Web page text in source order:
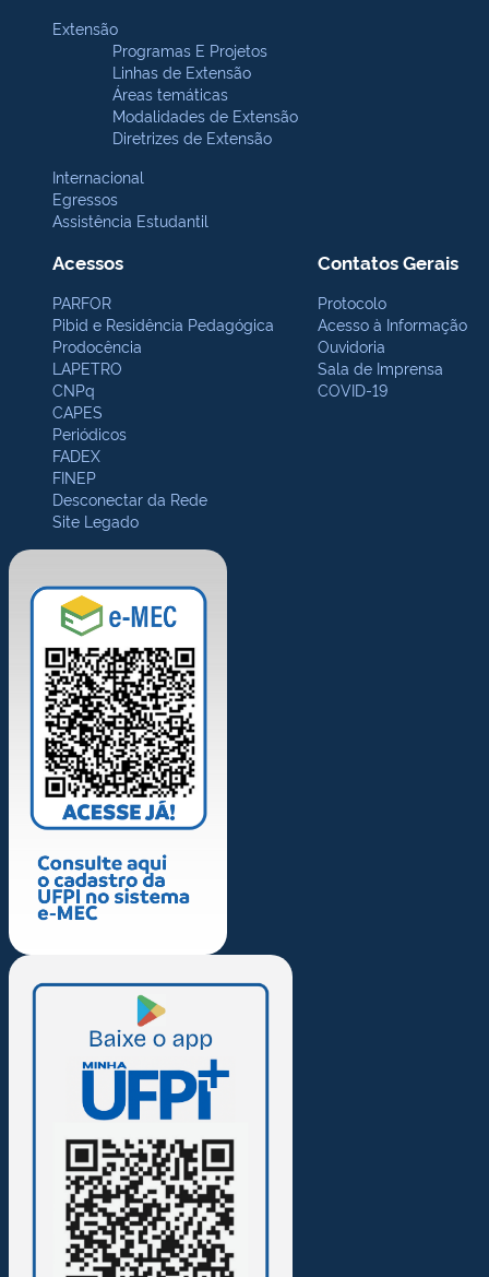
Extensão
Programas E Projetos
Linhas de Extensão
Áreas temáticas
Modalidades de Extensão
Diretrizes de Extensão
Internacional
Egressos
Assistência Estudantil
Acessos
PARFOR
Pibid e Residência Pedagógica
Prodocência
LAPETRO
CNPq
CAPES
Periódicos
FADEX
FINEP
Desconectar da Rede
Site Legado
Contatos Gerais
Protocolo
Acesso à Informação
Ouvidoria
Sala de Imprensa
COVID-19